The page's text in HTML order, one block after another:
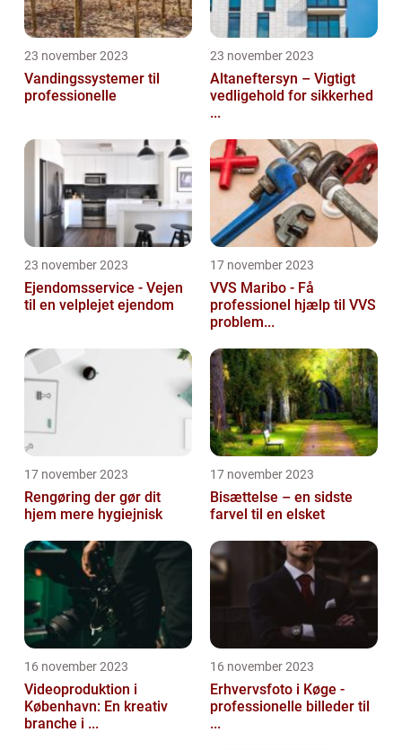
23 november 2023
Vandingssystemer til
professionelle
23 november 2023
Altaneftersyn – Vigtigt
vedligehold for sikkerhed
...
23 november 2023
Ejendomsservice - Vejen
til en velplejet ejendom
17 november 2023
VVS Maribo - Få
professionel hjælp til VVS
problem...
17 november 2023
Rengøring der gør dit
hjem mere hygiejnisk
17 november 2023
Bisættelse – en sidste
farvel til en elsket
16 november 2023
Videoproduktion i
København: En kreativ
branche i ...
16 november 2023
Erhvervsfoto i Køge -
professionelle billeder til
...